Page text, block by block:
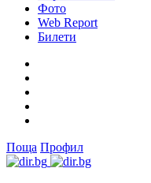
Фото
Web Report
Билети
Поща Профил